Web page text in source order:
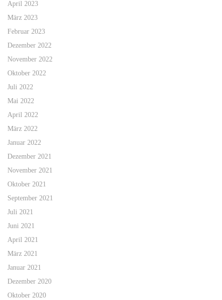
April 2023
März 2023
Februar 2023
Dezember 2022
November 2022
Oktober 2022
Juli 2022
Mai 2022
April 2022
März 2022
Januar 2022
Dezember 2021
November 2021
Oktober 2021
September 2021
Juli 2021
Juni 2021
April 2021
März 2021
Januar 2021
Dezember 2020
Oktober 2020